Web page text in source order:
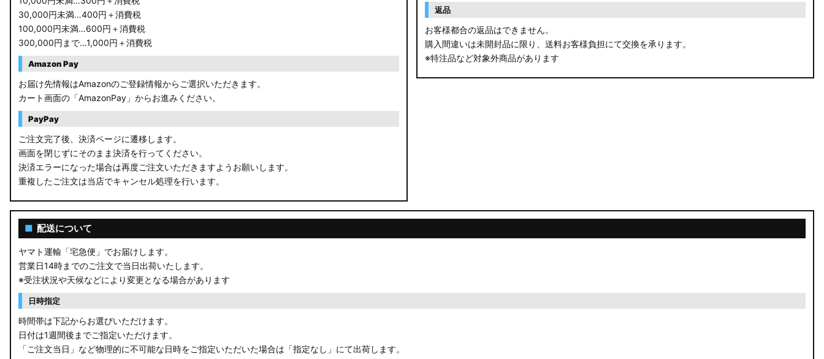
E12 ノート
B44A/B45A B47A/B48A ルークス ハイウェイスター
JF3/4 N-BOX カスタム
JH3/4 N-WGN
JH1/2 N-WGN
RT5/6 RW1/2 CR-V
RV5/6 RV3/4 ヴェゼル
RP1/2 RP3/4 ステップワゴン/スパーダ
RK5/6 ステップワゴンスパーダ
RC1/2 オデッセイ
GB5〜8 フリード
30,000円未満…400円＋消費税
100,000円未満…600円＋消費税
300,000円まで…1,000円＋消費税
Amazon Pay
お届け先情報はAmazonのご登録情報からご選択いただきます。
カート画面の「AmazonPay」からお進みください。
PayPay
ご注文完了後、決済ページに遷移します。
画面を閉じずにそのまま決済を行ってください。
決済エラーになった場合は再度ご注文いただきますようお願いします。
重複したご注文は当店でキャンセル処理を行います。
返品
お客様都合の返品はできません。
購入間違いは未開封品に限り、送料お客様負担にて交換を承ります。
※特注品など対象外商品があります
■ 配送について
ヤマト運輸「宅急便」でお届けします。
営業日14時までのご注文で当日出荷いたします。
※受注状況や天候などにより変更となる場合があります
日時指定
時間帯は下記からお選びいただけます。
日付は1週間後までご指定いただけます。
「ご注文当日」など物理的に不可能な日時をご指定いただいた場合は「指定なし」にて出荷します。